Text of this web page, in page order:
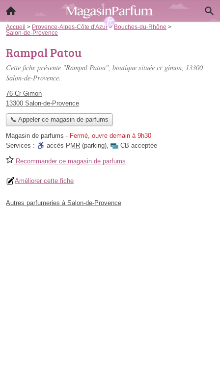
Accueil > Provence-Alpes-Côte d'Azur>Bouches-du-Rhône >
Salon-de-Provence
Rampal Patou
Cette fiche présente "Rampal Patou", boutique située cr gimon, 13300
Salon-de-Provence.
76 Cr Gimon
13300 Salon-de-Provence
📞 Appeler ce magasin de parfums
Magasin de parfums - Fermé, ouvre demain à 9h30
Services :
accès PMR (parking), CB acceptée
Recommander ce magasin de parfums
Améliorer cette fiche
Autres parfumeries à Salon-de-Provence